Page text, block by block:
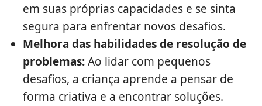
em suas próprias capacidades e se sinta
segura para enfrentar novos desafios.
Melhora das habilidades de resolução de
problemas:Ao lidar com pequenos
desafios, a criança aprende a pensar de
forma criativa e a encontrar soluções.